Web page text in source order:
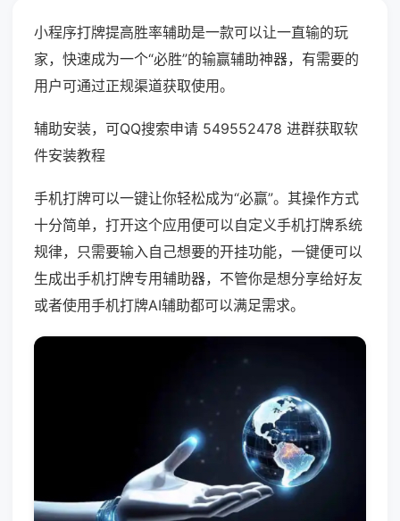
小程序打牌提高胜率辅助是一款可以让一直输的玩
家，快速成为一个“必胜”的输赢辅助神器，有需要的
用户可通过正规渠道获取使用。
辅助安装，可QQ搜索申请 549552478 进群获取软
件安装教程
手机打牌可以一键让你轻松成为“必赢”。其操作方式
十分简单，打开这个应用便可以自定义手机打牌系统
规律，只需要输入自己想要的开挂功能，一键便可以
生成出手机打牌专用辅助器，不管你是想分享给好友
或者使用手机打牌AI辅助都可以满足需求。